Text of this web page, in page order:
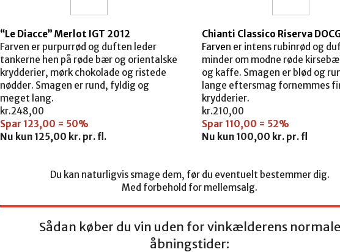
“Le Diacce” Merlot IGT 2012
Farven er purpurrød og duften leder
tankerne hen på røde bær og orientalske
krydderier, mørk chokolade og ristede
nødder. Smagen er rund, fyldig og
meget lang.
kr.248,00
Spar 123,00 = 50%
Nu kun 125,00 kr. pr. fl.
Chianti Classico Riserva
Farven er intens rubinrød og
minder om modne røde
og kaffe. Smagen er blød og
lange eftersmag fornemmes
krydderier.
kr.210,00
Spar 110,00 = 52%
Nu kun 100,00 kr. pr. fl
Du kan naturligvis smage dem, før du eventuelt bestemmer dig.
Med forbehold for mellemsalg.
Sådan køber du vin uden for vinkælderens normale
åbningstider: